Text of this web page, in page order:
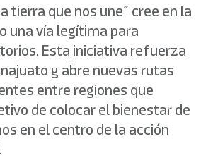
tierra que nos une” cree en la
una vía legítima para
Esta iniciativa refuerza
y abre nuevas rutas
entre regiones que
de colocar el bienestar de
en el centro de la acción